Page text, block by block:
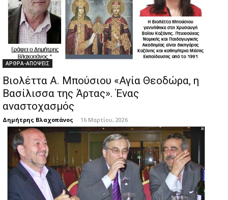
ΑΡΘΡΑ-ΑΠΟΨΕΙΣ
Βιολέττα Α. Μπούσιου «Αγία Θεοδώρα, η
Βασίλισσα της Άρτας». Ένας
αναστοχασμός
Δημήτρης Βλαχοπάνος - 16 Μαρτίου, 2026